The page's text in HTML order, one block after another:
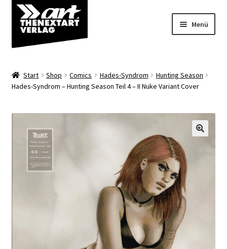
Zur
Navigation
springen
Zum
Inhalt
springen
Menü
Shop
Über uns
Start Shop Comics Hades-Syndrom
Hunting Season
Hades-Syndrom – Hunting Season Teil 4 – II Nuke Variant Cover